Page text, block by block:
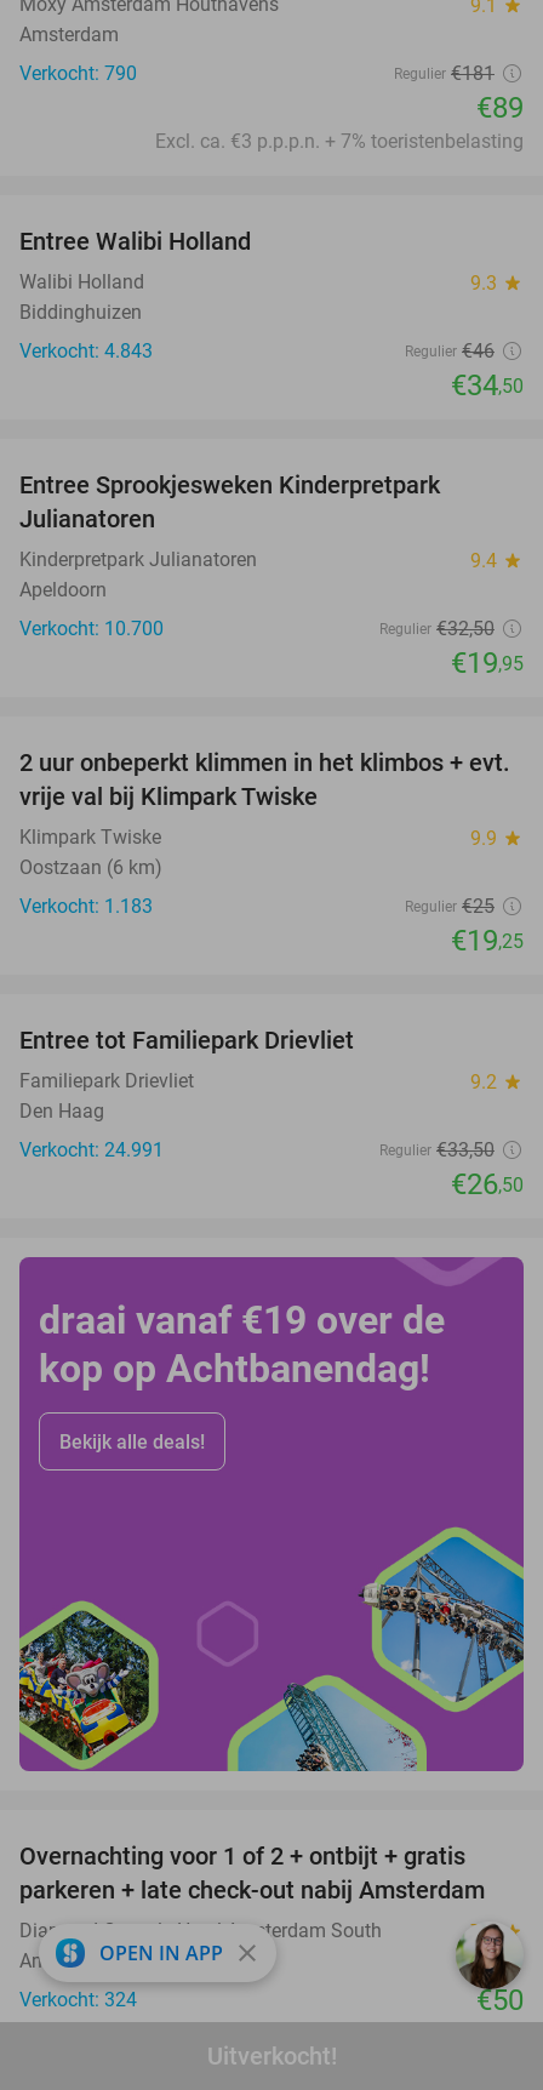
Uitverkocht!
Moxy Amsterdam Houthavens 9.1 star
Amsterdam
Verkocht: 790
Regulier €181
€89
Excl. ca. €3 p.p.p.n. + 7% toeristenbelasting
Entree Walibi Holland
Walibi Holland 9.3 star
Biddinghuizen
Verkocht: 4.843
Regulier €46
€34,50
Entree Sprookjesweken Kinderpretpark
Julianatoren
Kinderpretpark Julianatoren 9.4 star
Apeldoorn
Verkocht: 10.700
Regulier €32,50
€19,95
23%
2 uur onbeperkt klimmen in het klimbos + evt.
vrije val bij Klimpark Twiske
Klimpark Twiske 9.9 star
Oostzaan (6 km)
Verkocht: 1.183
Regulier €25
€19,25
Entree tot Familiepark Drievliet
Familiepark Drievliet 9.2 star
Den Haag
Verkocht: 24.991
Regulier €33,50
€26,50
draai vanaf €19 over de
kop op Achtbanendag!
Bekijk alle deals!
Overnachting voor 1 of 2 + ontbijt + gratis
parkeren + late check-out nabij Amsterdam
Diamond Capsule Hotel Amsterdam South 7.5star
Amstelveen
Verkocht: 324
€50
OPEN IN APP close